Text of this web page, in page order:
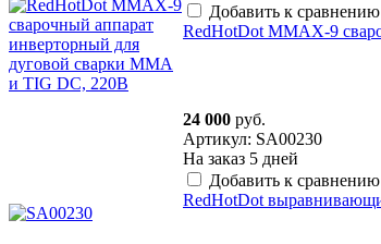
Добавить к сравнению
RedHotDot MMAX-9
24 000 руб.
Артикул: SA00230
На заказ 5 дней
Добавить к сравнению
RedHotDot